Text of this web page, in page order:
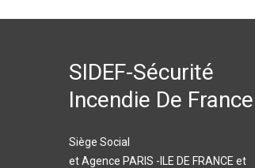
SIDEF-Sécurité
Incendie De France
Siège Social
et Agence PARIS -ILE DE FRANCE et